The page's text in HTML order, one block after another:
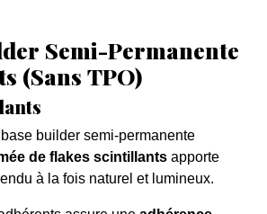
Semi-Permanente
(Sans TPO)
builder semi-permanente
de flakes scintillantsapporte
à la fois naturel et lumineux.